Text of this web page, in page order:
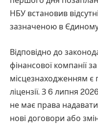
НБУ встановив
зазначеною в
Відповідно до
фінансової компанії
місцезнаходженням є
ліцензії. З 6 липня
не має права надавати
нові договори або